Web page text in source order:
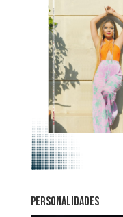
PERSONALIDADES